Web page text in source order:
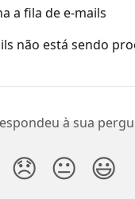
a fila de e-mails
não está sendo
à sua
😞 😐 😃